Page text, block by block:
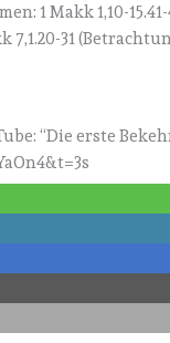
1 Makk 1,10-15.41-
7,1.20-31
“Die erste